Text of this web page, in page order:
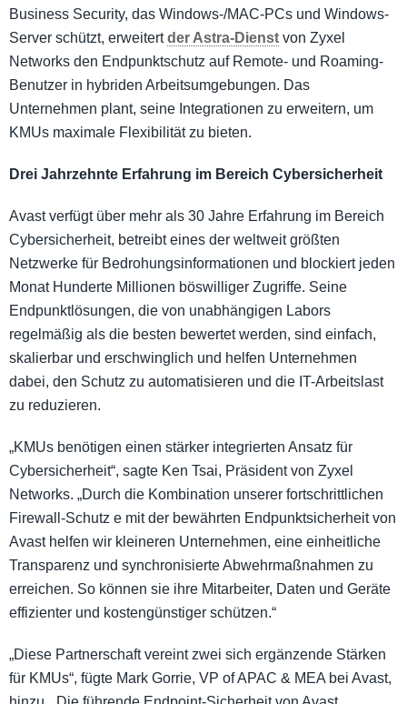
Business Security, das Windows-/MAC-PCs und Windows-
Server schützt, erweitertder Astra-Dienst von Zyxel
Networks den Endpunktschutz auf Remote- und Roaming-
Benutzer in hybriden Arbeitsumgebungen. Das
Unternehmen plant, seine Integrationen zu erweitern, um
KMUs maximale Flexibilität zu bieten.
Drei Jahrzehnte Erfahrung im Bereich Cybersicherheit
Avast verfügt über mehr als 30 Jahre Erfahrung im Bereich
Cybersicherheit, betreibt eines der weltweit größten
Netzwerke für Bedrohungsinformationen und blockiert jeden
Monat Hunderte Millionen böswilliger Zugriffe. Seine
Endpunktlösungen, die von unabhängigen Labors
regelmäßig als die besten bewertet werden, sind einfach,
skalierbar und erschwinglich und helfen Unternehmen
dabei, den Schutz zu automatisieren und die IT-Arbeitslast
zu reduzieren.
„KMUs benötigen einen stärker integrierten Ansatz für
Cybersicherheit“, sagte Ken Tsai, Präsident von Zyxel
Networks. „Durch die Kombination unserer fortschrittlichen
Firewall-Schutz e mit der bewährten Endpunktsicherheit von
Avast helfen wir kleineren Unternehmen, eine einheitliche
Transparenz und synchronisierte Abwehrmaßnahmen zu
erreichen. So können sie ihre Mitarbeiter, Daten und Geräte
effizienter und kostengünstiger schützen.“
„Diese Partnerschaft vereint zwei sich ergänzende Stärken
für KMUs“, fügte Mark Gorrie, VP of APAC & MEA bei Avast,